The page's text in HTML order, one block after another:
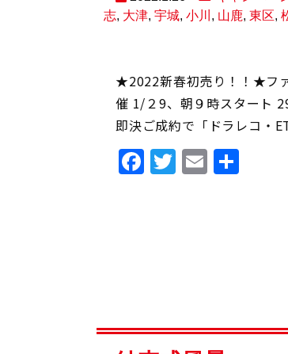
志, 大津,宇城,小川 , 山鹿,東区,
★2022新春初売り！！★フ
催 1/２9、朝９時スタート
即決ご成約で「ドラレコ・
Facebook
TwitterEmail